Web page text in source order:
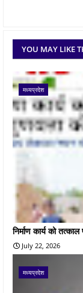
YOU MAY LIKE
मध्यप्रदेश
निर्माण कार्य को
July 22, 2026
मध्यप्रदेश